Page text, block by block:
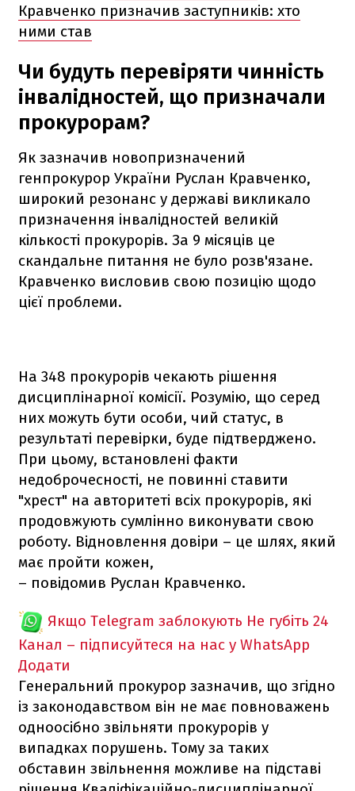
Кравченко призначив заступників: хто
ними став
Чи будуть перевіряти чинність
інвалідностей, що призначали
прокурорам?
Як зазначив новопризначений
генпрокурор України Руслан Кравченко,
широкий резонанс у державі викликало
призначення інвалідностей великій
кількості прокурорів. За 9 місяців це
скандальне питання не було розв'язане.
Кравченко висловив свою позицію щодо
цієї проблеми.
На 348 прокурорів чекають рішення
дисциплінарної комісії. Розумію, що серед
них можуть бути особи, чий статус, в
результаті перевірки, буде підтверджено.
При цьому, встановлені факти
недоброчесності, не повинні ставити
"хрест" на авторитеті всіх прокурорів, які
продовжують сумлінно виконувати свою
роботу. Відновлення довіри – це шлях, який
має пройти кожен,
– повідомив Руслан Кравченко.
Якщо Telegram заблокують Не губіть 24
Канал – підписуйтеся на нас у WhatsApp
Додати
Генеральний прокурор зазначив, що згідно
із законодавством він не має повноважень
одноосібно звільняти прокурорів у
випадках порушень. Тому за таких
обставин звільнення можливе на підставі